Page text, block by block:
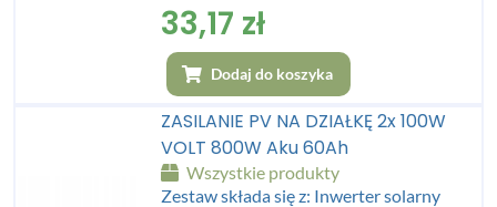
33,17 zł
Dodaj do koszyka
ZASILANIE PV NA DZIAŁKĘ 2x 100W
VOLT 800W Aku 60Ah
Wszystkie produkty
Zestaw składa się z: Inwerter solarny